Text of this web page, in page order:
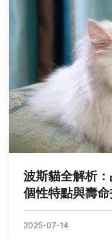
波斯貓全解析：
個性特點與壽
2025-07-14